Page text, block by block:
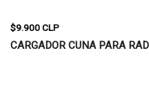
$9.900 CLP
CARGADOR CUNA PARA